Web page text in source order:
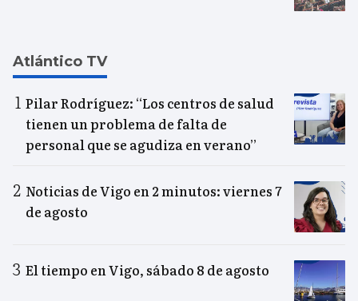
Atlántico TV
Pilar Rodríguez: “Los centros de salud
tienen un problema de falta de
personal que se agudiza en verano”
Noticias de Vigo en 2 minutos: viernes 7
de agosto
El tiempo en Vigo, sábado 8 de agosto